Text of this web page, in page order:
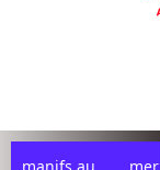
manifs au mer,